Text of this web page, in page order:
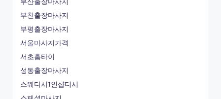
부천출장마사지
부평출장마사지
서울마사지가격
서초홈타이
성동출장마사지
스웨디시1인샵디시